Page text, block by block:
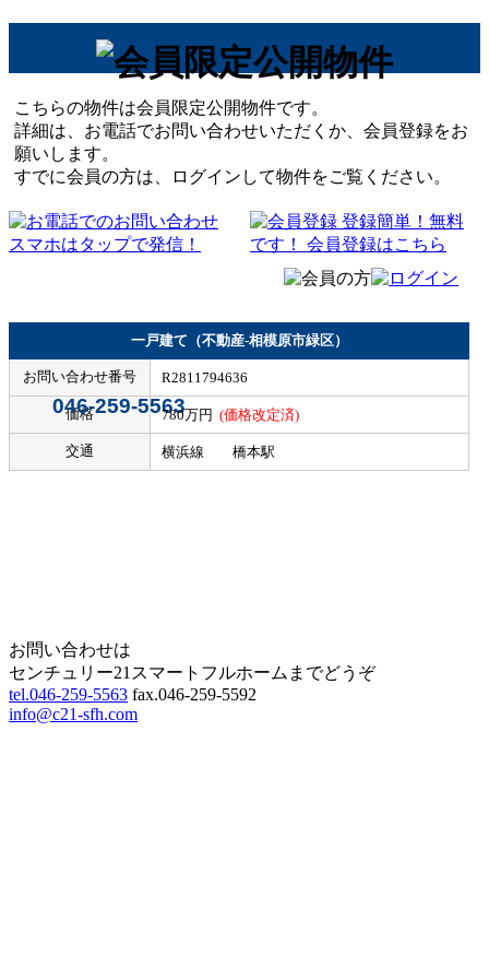
こちらの物件は会員限定公開物件です。
詳細は、お電話でお問い合わせいただくか、会員登録をお
願いします。
すでに会員の方は、ログインして物件をご覧ください。
046-259-5563
一戸建て（不動産-相模原市緑区）
お問い合わせ番号 R2811794636
価格 780万円 (価格改定済)
交通 横浜線 橋本駅
お問い合わせは
センチュリー21スマートフルホームまでどうぞ
tel.046-259-5563 fax.046-259-5592
info@c21-sfh.com